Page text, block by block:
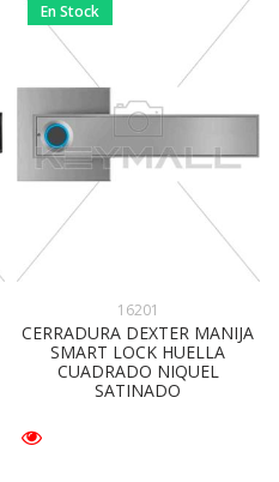
En Stock
16201
CERRADURA DEXTER MANIJA
SMART LOCK HUELLA
CUADRADO NIQUEL
SATINADO